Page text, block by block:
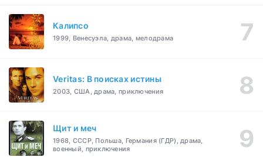
Калипсо
1999, Венесуэла, драма, мелодрама
Veritas: В поисках истины
2003, США, драма, приключения
Щит и меч
1968, СССР, Польша, Германия (ГДР), драма,
военный, приключения